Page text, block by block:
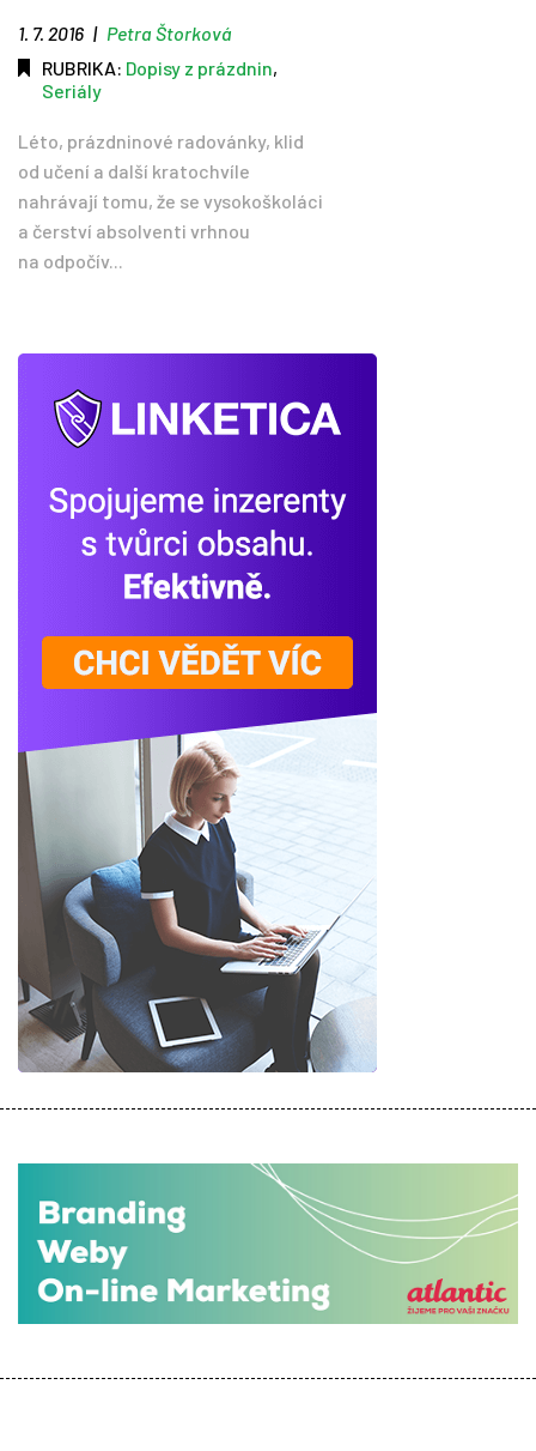
1. 7. 2016 | Petra Štorková
RUBRIKA: Dopisy z prázdnin,
Seriály
Léto, prázdninové radovánky, klid
od učení a další kratochvíle
nahrávají tomu, že se vysokoškoláci
a čerství absolventi vrhnou
na odpočív...